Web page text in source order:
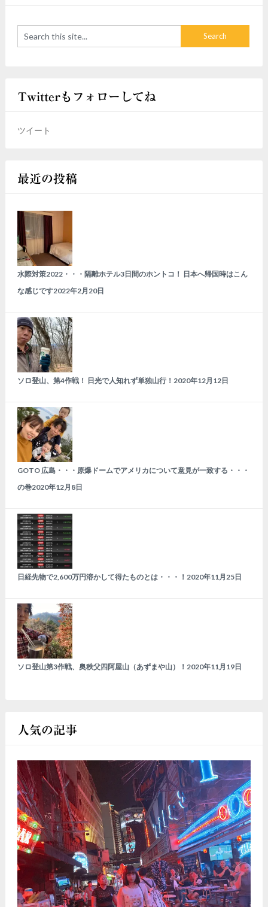
Twitterもフォローしてね
ツイート
最近の投稿
水際対策2022・・・隔離ホテル3日間のホントコ！ 日本へ帰国時はこん
な感じです2022年2月20日
ソロ登山、第4作戦！ 日光で人知れず単独山行！ 2020年12月12日
GOTO 広島・・・原爆ドームでアメリカについて意見が一致する・・・
の巻2020年12月8日
日経先物で2,600万円溶かして得たものとは・・・！ 2020年11月25日
ソロ登山第3作戦、奥秩父四阿屋山（あずまや山）！ 2020年11月19日
人気の記事